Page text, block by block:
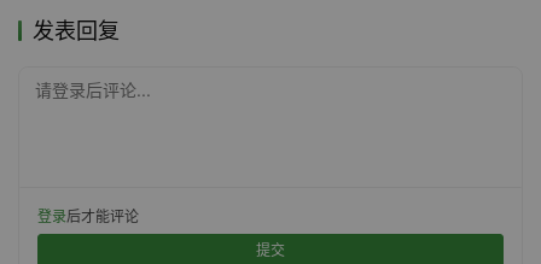
发表回复
请登录后评论...
登录后才能评论
提交